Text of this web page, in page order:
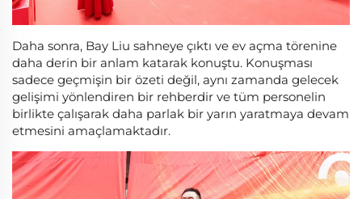
Daha sonra, Bay Liu sahneye çıktı ve ev açma törenine
daha derin bir anlam katarak konuştu. Konuşması
sadece geçmişin bir özeti değil, aynı zamanda gelecek
gelişimi yönlendiren bir rehberdir ve tüm personelin
birlikte çalışarak daha parlak bir yarın yaratmaya devam
etmesini amaçlamaktadır.